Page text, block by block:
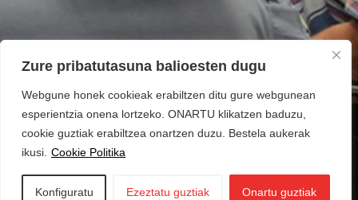
Zure pribatutasuna balioesten dugu
Webgune honek cookieak erabiltzen ditu gure webgunean
esperientzia onena lortzeko. ONARTU klikatzen baduzu,
cookie guztiak erabiltzea onartzen duzu. Bestela aukerak
ikusi. Cookie Politika
Konfiguratu Ezeztatu guztiak Onartu guztiak